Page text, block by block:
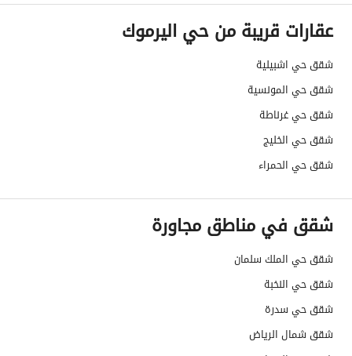
العقار ؟
مطابقة لكود البناء
السعودي
العقار مرهون
العقار مقيد
ملاحظات
-
حدود العقار/الملكية
الشمالي
اسم
عقارات قريبة من حي اليرموك
شقق حي اشبيلية
شقق حي المونسية
شقق حي غرناطة
شقق حي الخليج
شقق حي الحمراء
شقق في مناطق مجاورة
شقق حي الملك سلمان
شقق حي النخبة
شقق حي سدرة
شقق شمال الرياض